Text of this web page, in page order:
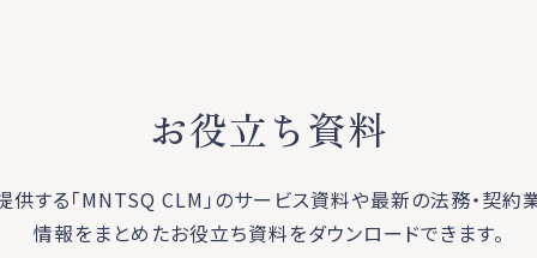
お役立ち資料
供する「MNTSQ CLM」のサービス資料や最新の法務・契約
情報をまとめたお役立ち資料をダウンロードできます。